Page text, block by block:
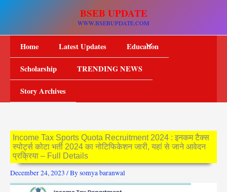
BSEB UPDATE
WWW.BSEBUPDATE.COM
Home Latest Updates Education
Scholarship TRENDING NEWS
Story Archives
Income Tax Sports Quota Recruitment 2024 : इनकम टैक्स
स्पोर्ट्स कोटा भर्ती 2024 का नोटिफिकेशन जारी, यहां से जाने आवेदन
प्रक्रिया – Full Details
December 24, 2023 / Bysomya baranwal